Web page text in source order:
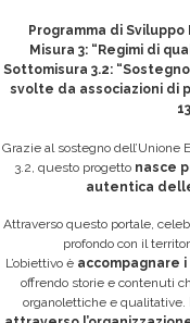
Programma di
Misura 3: “Regimi di
Sottomisura 3.2:
svolte da associazioni di
Grazie al sostegno dell’Unione
3.2, questo progetto nasce
autentica
Attraverso questo portale,
profondo con il
L’obiettivo è accompagnare
offrendo storie e contenuti
organolettiche e qualitative.